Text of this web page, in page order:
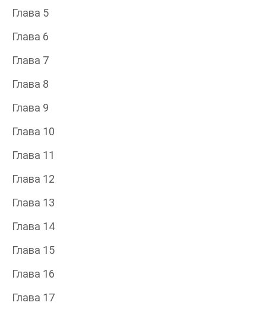
Глава 5
Глава 6
Глава 7
Глава 8
Глава 9
Глава 10
Глава 11
Глава 12
Глава 13
Глава 14
Глава 15
Глава 16
Глава 17